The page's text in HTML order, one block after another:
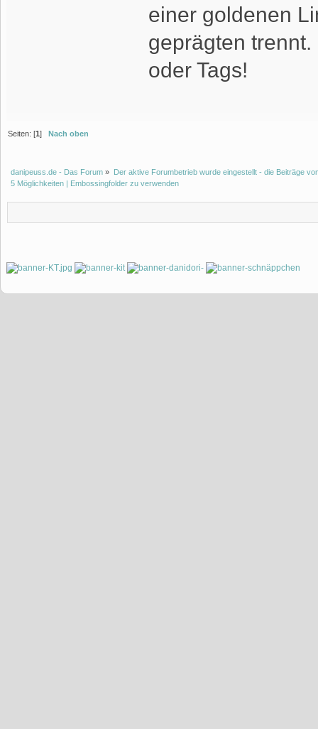
einer goldenen
geprägten
oder Tags!
Seiten: [1] Nach oben
danipeuss.de - Das Forum » Der aktive Forumbetrieb wurde eingestellt - die Beiträge
5 Möglichkeiten | Embossingfolder zu verwenden